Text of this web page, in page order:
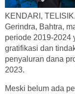
KENDARI,
Gerindra, Bahtra,
periode 2019-2024
gratifikasi dan
penyaluran dana
2023.
Meski belum ada